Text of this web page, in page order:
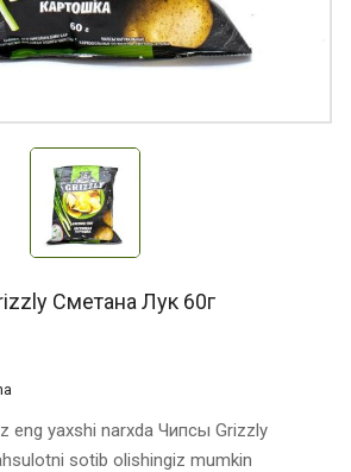
Сметана Лук 60г
eng yaxshi narxda Чипсы Grizzly
sotib olishingiz mumkin